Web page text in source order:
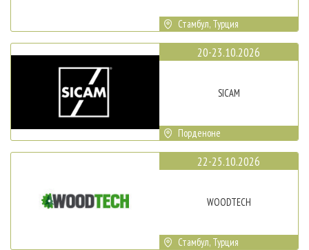
Стамбул, Турция
20-23.10.2026
SICAM
Порденоне
22-25.10.2026
WOODTECH
Стамбул, Турция